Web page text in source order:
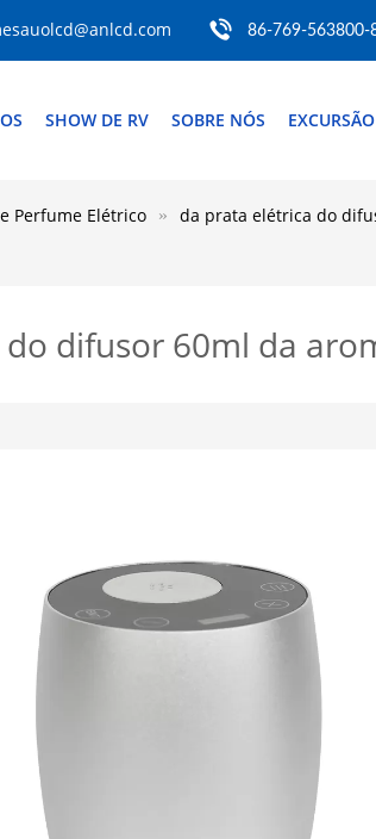
86-769-563800-
SHOW DE RV SOBRE NÓS
Perfume Elétrico da prata elétrica do
difusor 60ml da